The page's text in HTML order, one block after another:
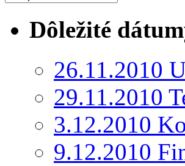
Dôležité
26.11.2010
29.11.2010
3.12.2010
9.12.2010